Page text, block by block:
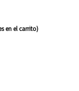
en el carrito)